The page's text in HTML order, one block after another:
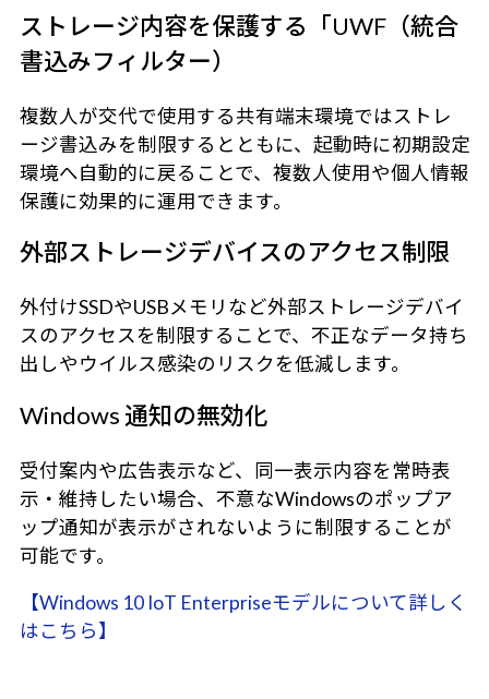
ストレージ内容を保護する「UWF（統合
書込みフィルター）
複数人が交代で使用する共有端末環境ではストレ
ージ書込みを制限するとともに、起動時に初期設定
環境へ自動的に戻ることで、複数人使用や個人情報
保護に効果的に運用できます。
外部ストレージデバイスのアクセス制限
外付けSSDやUSBメモリなど外部ストレージデバイ
スのアクセスを制限することで、不正なデータ持ち
出しやウイルス感染のリスクを低減します。
Windows 通知の無効化
受付案内や広告表示など、同一表示内容を常時表
示・維持したい場合、不意なWindowsのポップア
ップ通知が表示がされないように制限することが
可能です。
【Windows 10 IoT Enterpriseモデルについて詳しく
はこちら】